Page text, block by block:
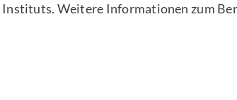
Instituts. Weitere Informationen zum